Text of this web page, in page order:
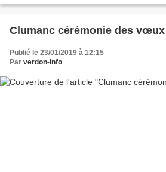
Clumanc cérémonie des vœux
Publié le 23/01/2019 à 12:15
Par verdon-info